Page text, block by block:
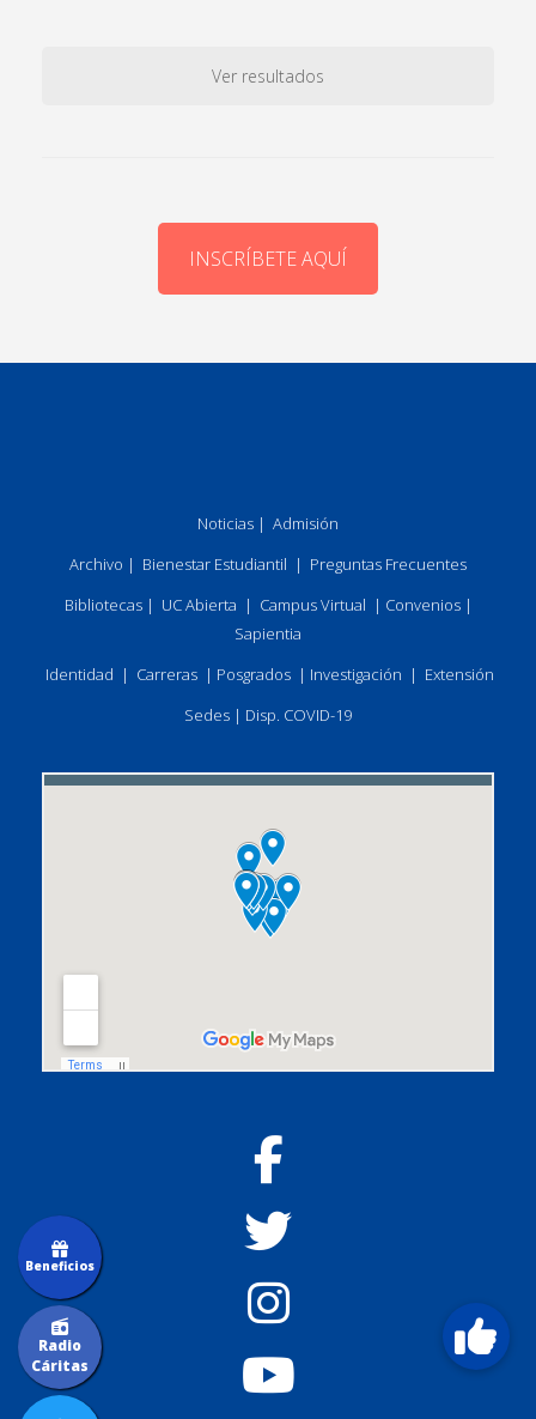
Ver resultados
INSCRÍBETE AQUÍ
Noticias | Admisión
Archivo | Bienestar Estudiantil | Preguntas Frecuentes
Bibliotecas| UC Abierta | Campus Virtual | Convenios|
Sapientia
Identidad | Carreras | Posgrados | Investigación | Extensión
Sedes | Disp. COVID-19
Radio
Cáritas
Beneficios